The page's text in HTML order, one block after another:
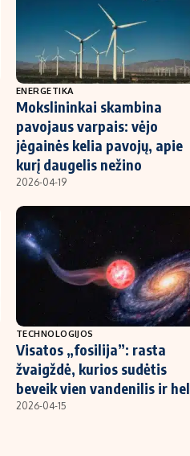
ENERGETIKA
Mokslininkai skambina
pavojaus varpais: vėjo
jėgainės kelia pavojų, apie
kurį daugelis nežino
2026-04-19
TECHNOLOGIJOS
Visatos „fosilija”: rasta
žvaigždė, kurios sudėtis
beveik vien vandenilis ir
2026-04-15